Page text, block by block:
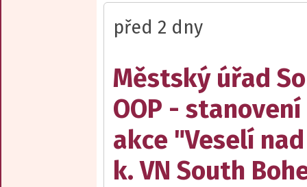
před 2 dny
Městský úřad
OOP -
akce "Veselí
k. VN South